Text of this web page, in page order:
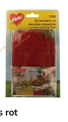
rot